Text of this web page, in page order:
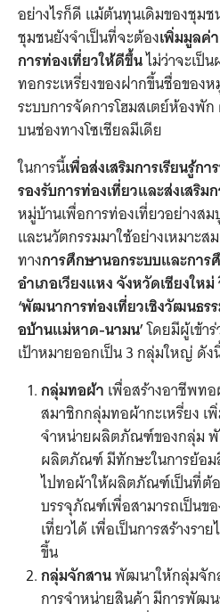
อย่างไรก็ดี แม้ต้นทุนเดิมของชุม
ชุมชนยังจำเป็นที่จะต้องเพิ่มมูลค่
การท่องเที่ยวให้ดีขึ้นไม่ว่าจะเ
ทอกระเหรี่ยงของฝากขึ้นชื่อของ
ระบบการจัดการโฮมสเตย์ห้องพั
บนช่องทางโซเชียลมีเดีย
ในการนี้เพื่อส่งเสริมการเรียนรู้
รองรับการท่องเที่ยวและส่งเสริ
หมู่บ้านเพื่อการท่องเที่ยวอย่างส
และนวัตกรรมมาใช้อย่างเหมาะ
ทางการศึกษานอกระบบและกา
อำเภอเวียงแหง จังหวัดเชียงใหม่
‘พัฒนาการท่องเที่ยวเชิงวัฒนธ
อบ้านแม่หาด-นามน’โดยมีผู้เข้า
เป้าหมายออกเป็น 3 กลุ่มใหญ่ ดัง
กลุ่มทอผ้า เพื่อสร้างอาชีพท
สมาชิกกลุ่มทอผ้ากะเหรี่ยง เ
จำหน่ายผลิตภัณฑ์ของกลุ่ม
ผลิตภัณฑ์ มีทักษะในการย้อม
ไปทอผ้าให้ผลิตภัณฑ์เป็นที่ต้
บรรจุภัณฑ์เพื่อสามารถเป็นข
เที่ยวได้ เพื่อเป็นการสร้างรา
ขึ้น
กลุ่มจักสานพัฒนาให้กลุ่มจัก
การจำหน่ายสินค้า มีการพัฒ